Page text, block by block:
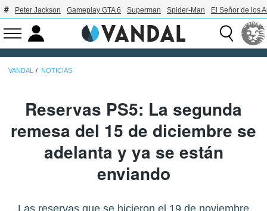
Peter Jackson Gameplay GTA 6 Superman Spider-Man El Señor de los
VANDAL NOTICIAS
Reservas PS5: La segunda
remesa del 15 de diciembre se
adelanta y ya se están
enviando
Las reservas que se hicieron el 19 de noviembre